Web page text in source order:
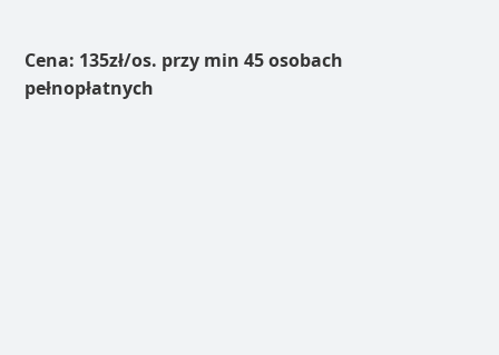
Cena: 135zł/os. przy min 45 osobach
pełnopłatnych